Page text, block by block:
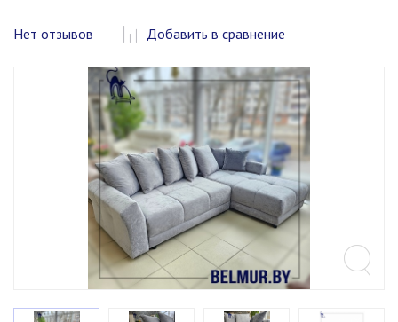
Нет отзывов Добавить в сравнение